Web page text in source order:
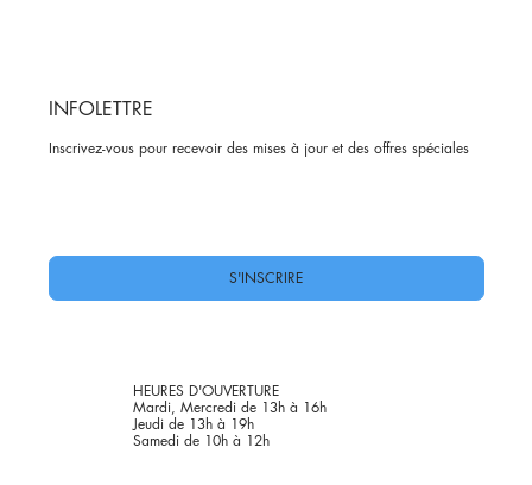
INFOLETTRE
Inscrivez-vous pour recevoir des mises à jour et des offres spéciales
S'INSCRIRE
HEURES D'OUVERTURE
Mardi, Mercredi de 13h à 16h
Jeudi de 13h à 19h
Samedi de 10h à 12h